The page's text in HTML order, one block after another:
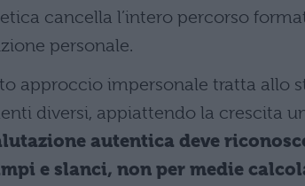
cancella l’intero percorso
personale.
approccio impersonale tratta allo
diversi, appiattendo la crescita
autentica deve
e slanci, non per medie